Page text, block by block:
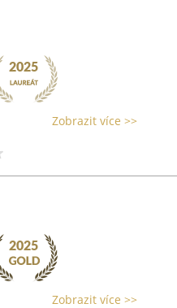
Zobrazit více >>
Zobrazit více >>